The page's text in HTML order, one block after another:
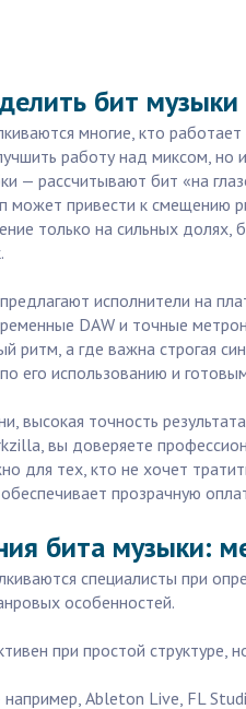
бит
многие, кто
работу над миксом,
— рассчитывают бит «на
привести к смещению
только на сильных долях,
исполнители на
DAW и точные
ритм, а где важна строгая
его использованию и
высокая точность
вы доверяете
для тех, кто не хочет
прозрачную
бита музыки:
специалисты при
особенностей.
при простой структуре,
Ableton Live, FL